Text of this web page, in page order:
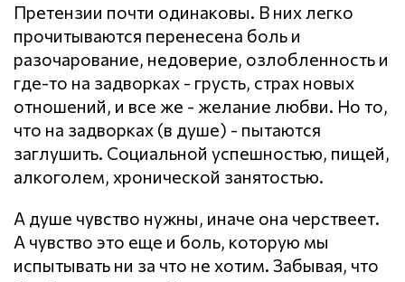
Претензии почти одинаковы. В них легко
прочитываются перенесена боль и
разочарование, недоверие, озлобленность и
где-то на задворках - грусть, страх новых
отношений, и все же - желание любви. Но то,
что на задворках (в душе) - пытаются
заглушить. Социальной успешностью, пищей,
алкоголем, хронической занятостью.
А душе чувство нужны, иначе она черствеет.
А чувство это еще и боль, которую мы
испытывать ни за что не хотим. Забывая, что